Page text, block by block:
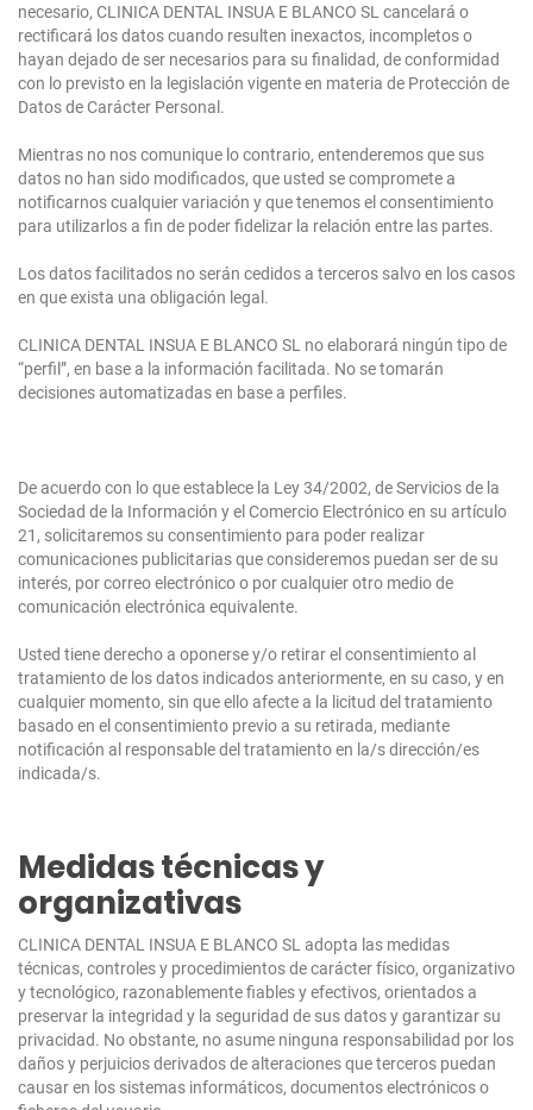
necesario, CLINICA DENTAL INSUA E BLANCO SL cancelará o
rectificará los datos cuando resulten inexactos, incompletos o
hayan dejado de ser necesarios para su finalidad, de conformidad
con lo previsto en la legislación vigente en materia de Protección de
Datos de Carácter Personal.
Mientras no nos comunique lo contrario, entenderemos que sus
datos no han sido modificados, que usted se compromete a
notificarnos cualquier variación y que tenemos el consentimiento
para utilizarlos a fin de poder fidelizar la relación entre las partes.
Los datos facilitados no serán cedidos a terceros salvo en los casos
en que exista una obligación legal.
CLINICA DENTAL INSUA E BLANCO SL no elaborará ningún tipo de
“perfil”, en base a la información facilitada. No se tomarán
decisiones automatizadas en base a perfiles.
De acuerdo con lo que establece la Ley 34/2002, de Servicios de la
Sociedad de la Información y el Comercio Electrónico en su artículo
21, solicitaremos su consentimiento para poder realizar
comunicaciones publicitarias que consideremos puedan ser de su
interés, por correo electrónico o por cualquier otro medio de
comunicación electrónica equivalente.
Usted tiene derecho a oponerse y/o retirar el consentimiento al
tratamiento de los datos indicados anteriormente, en su caso, y en
cualquier momento, sin que ello afecte a la licitud del tratamiento
basado en el consentimiento previo a su retirada, mediante
notificación al responsable del tratamiento en la/s dirección/es
indicada/s.
Medidas técnicas y
organizativas
CLINICA DENTAL INSUA E BLANCO SL adopta las medidas
técnicas, controles y procedimientos de carácter físico, organizativo
y tecnológico, razonablemente fiables y efectivos, orientados a
preservar la integridad y la seguridad de sus datos y garantizar su
privacidad. No obstante, no asume ninguna responsabilidad por los
daños y perjuicios derivados de alteraciones que terceros puedan
causar en los sistemas informáticos, documentos electrónicos o